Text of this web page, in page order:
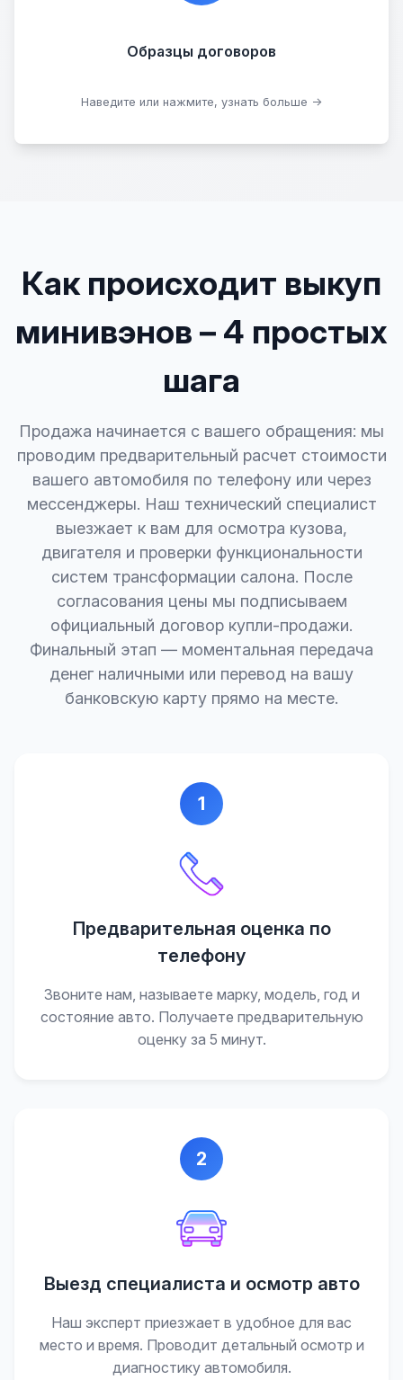
Образцы договоров
Наведите или нажмите, узнать больше →
Скачать образцы
Как происходит выкуп
минивэнов – 4 простых
шага
Продажа начинается с вашего обращения: мы
проводим предварительный расчет стоимости
вашего автомобиля по телефону или через
мессенджеры. Наш технический специалист
выезжает к вам для осмотра кузова,
двигателя и проверки функциональности
систем трансформации салона. После
согласования цены мы подписываем
официальный договор купли-продажи.
Финальный этап — моментальная передача
денег наличными или перевод на вашу
банковскую карту прямо на месте.
1
Предварительная оценка по
телефону
Звоните нам, называете марку, модель, год и
состояние авто. Получаете предварительную
оценку за 5 минут.
2
Выезд специалиста и осмотр авто
Наш эксперт приезжает в удобное для вас
место и время. Проводит детальный осмотр и
диагностику автомобиля.